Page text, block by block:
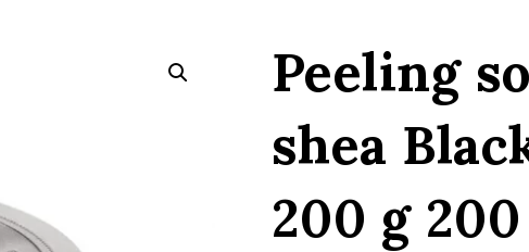
Peeling
shea
200 g